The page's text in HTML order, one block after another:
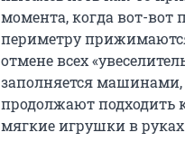
момента, когда вот-вот
периметру
отмене всех
заполняется
продолжают подходить
мягкие игрушки в